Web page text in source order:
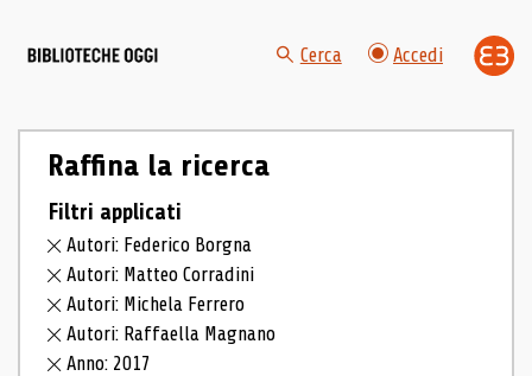
Cerca Accedi
Raffina la ricerca
Filtri applicati
Autori: Federico Borgna
Autori: Matteo Corradini
Autori: Michela Ferrero
Autori: Raffaella Magnano
Anno: 2017